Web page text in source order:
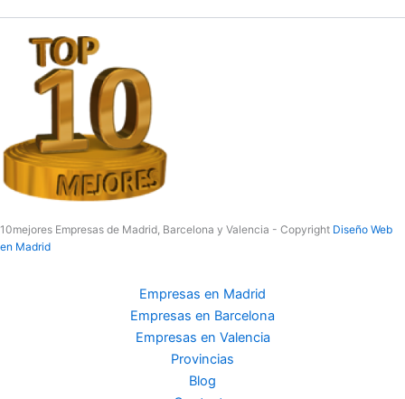
10mejores Empresas de Madrid, Barcelona y Valencia - Copyright Diseño Web
en Madrid
Empresas en Madrid
Empresas en Barcelona
Empresas en Valencia
Provincias
Blog